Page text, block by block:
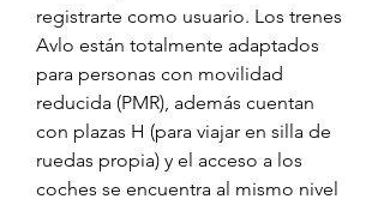
registrarte como usuario. Los trenes
Avlo están totalmente adaptados
para personas con movilidad
reducida (PMR), además cuentan
con plazas H (para viajar en silla de
ruedas propia) y el acceso a los
coches se encuentra al mismo nivel